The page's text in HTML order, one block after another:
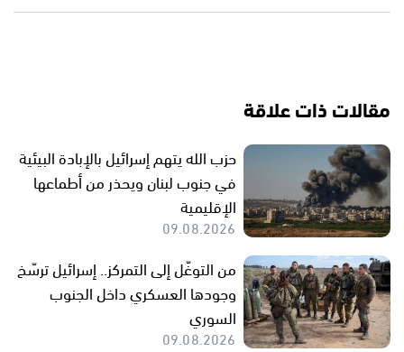
مقالات ذات علاقة
حزب الله يتهم إسرائيل بالإبادة البيئية
في جنوب لبنان ويحذر من أطماعها
الإقليمية
09.08.2026
من التوغّل إلى التمركز.. إسرائيل ترسّخ
وجودها العسكري داخل الجنوب
السوري
09.08.2026